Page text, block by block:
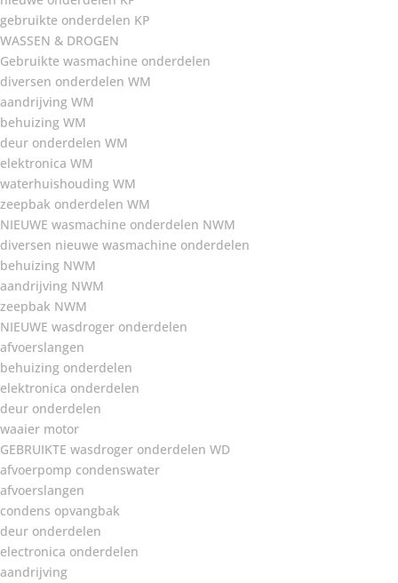
gebruikte onderdelen KP
WASSEN & DROGEN
Gebruikte wasmachine onderdelen
diversen onderdelen WM
aandrijving WM
behuizing WM
deur onderdelen WM
elektronica WM
waterhuishouding WM
zeepbak onderdelen WM
NIEUWE wasmachine onderdelen NWM
diversen nieuwe wasmachine onderdelen
behuizing NWM
aandrijving NWM
zeepbak NWM
NIEUWE wasdroger onderdelen
afvoerslangen
behuizing onderdelen
elektronica onderdelen
deur onderdelen
waaier motor
GEBRUIKTE wasdroger onderdelen WD
afvoerpomp condenswater
afvoerslangen
condens opvangbak
deur onderdelen
electronica onderdelen
aandrijving